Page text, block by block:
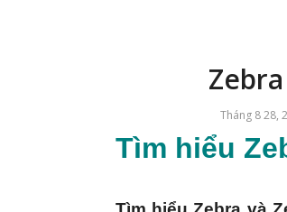
Tháng 8 28,
Tìm hiểu